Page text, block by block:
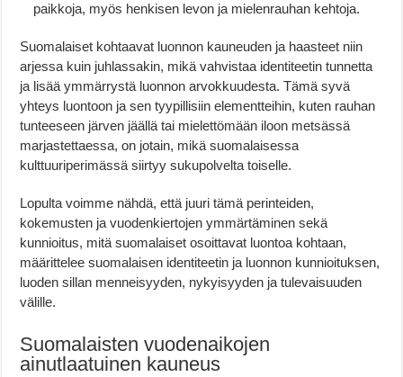
paikkoja, myös henkisen levon ja mielenrauhan kehtoja.
Suomalaiset kohtaavat luonnon kauneuden ja haasteet niin
arjessa kuin juhlassakin, mikä vahvistaa identiteetin tunnetta
ja lisää ymmärrystä luonnon arvokkuudesta. Tämä syvä
yhteys luontoon ja sen tyypillisiin elementteihin, kuten rauhan
tunteeseen järven jäällä tai mielettömään iloon metsässä
marjastettaessa, on jotain, mikä suomalaisessa
kulttuuriperimässä siirtyy sukupolvelta toiselle.
Lopulta voimme nähdä, että juuri tämä perinteiden,
kokemusten ja vuodenkiertojen ymmärtäminen sekä
kunnioitus, mitä suomalaiset osoittavat luontoa kohtaan,
määrittelee suomalaisen identiteetin ja luonnon kunnioituksen,
luoden sillan menneisyyden, nykyisyyden ja tulevaisuuden
välille.
Suomalaisten vuodenaikojen
ainutlaatuinen kauneus